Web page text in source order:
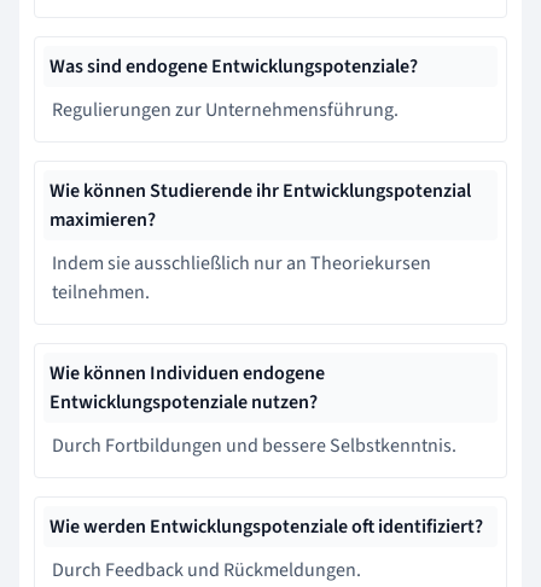
Was sind endogene Entwicklungspotenziale?
Regulierungen zur Unternehmensführung.
Wie können Studierende ihr Entwicklungspotenzial
maximieren?
Indem sie ausschließlich nur an Theoriekursen
teilnehmen.
Wie können Individuen endogene
Entwicklungspotenziale nutzen?
Durch Fortbildungen und bessere Selbstkenntnis.
Wie werden Entwicklungspotenziale oft identifiziert?
Durch Feedback und Rückmeldungen.